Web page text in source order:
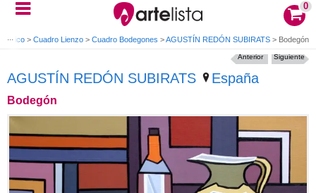
0
> Cuadro Lienzo > Cuadro Bodegones >AGUSTÍN REDÓN SUBIRATS > Bodegón
AGUSTÍN REDÓN SUBIRATS España
Bodegón
Siguiente
Anterior